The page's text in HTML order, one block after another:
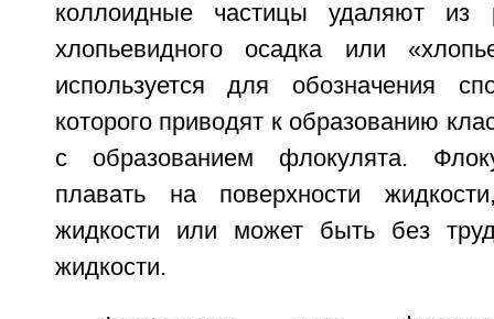
коллоидные частицы удаляют
хлопьевидного осадка или
используется для обозначения
которого приводят к образованию
с образованием флокулята.
плавать на поверхности
жидкости или может быть без
жидкости.